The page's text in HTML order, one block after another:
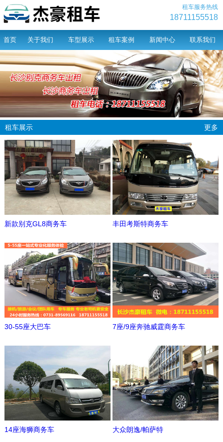
租车服务热线
18711155518
首页 关于我们 车型展示 租车案例 新闻中心 联系我们
租车展示 更多
新款别克GL8商务车 丰田考斯特商务车
30-55座大巴车 7座/9座奔驰威霆商务车
14座海狮商务车 大众朗逸/帕萨特